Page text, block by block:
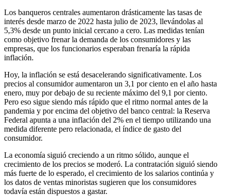
Los banqueros centrales aumentaron drásticamente las tasas de
interés desde marzo de 2022 hasta julio de 2023, llevándolas al
5,3% desde un punto inicial cercano a cero. Las medidas tenían
como objetivo frenar la demanda de los consumidores y las
empresas, que los funcionarios esperaban frenaría la rápida
inflación.
Hoy, la inflación se está desacelerando significativamente. Los
precios al consumidor aumentaron un 3,1 por ciento en el año hasta
enero, muy por debajo de su reciente máximo del 9,1 por ciento.
Pero eso sigue siendo más rápido que el ritmo normal antes de la
pandemia y por encima del objetivo del banco central: la Reserva
Federal apunta a una inflación del 2% en el tiempo utilizando una
medida diferente pero relacionada, el índice de gasto del
consumidor.
La economía siguió creciendo a un ritmo sólido, aunque el
crecimiento de los precios se moderó. La contratación siguió siendo
más fuerte de lo esperado, el crecimiento de los salarios continúa y
los datos de ventas minoristas sugieren que los consumidores
todavía están dispuestos a gastar.